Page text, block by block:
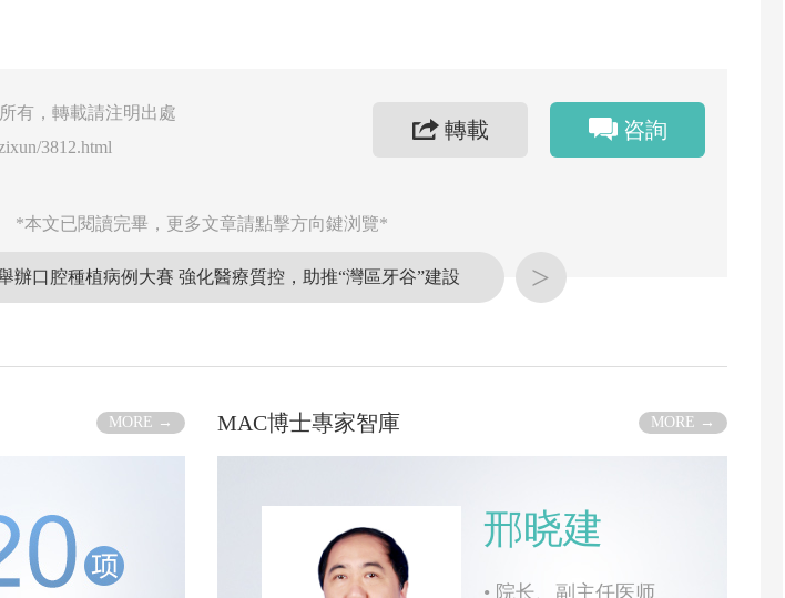
有，轉載請注明出處
3812.html
轉載 咨詢
*本文已閱讀完畢，更多文章請點擊方向鍵浏覽*
辦口腔種植病例大賽 強化醫療質控，助推“灣區牙谷”建設 >
MORE → MAC博士專家智庫 MORE →
强
士、正畸科科主任
邢晓建
• 院长、副主任医师